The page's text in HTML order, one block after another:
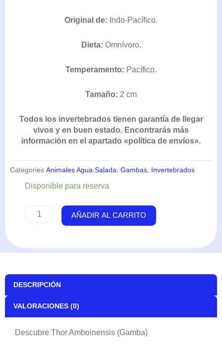
Original de: Indo-Pacífico.
Dieta: Omnívoro.
Temperamento: Pacífico.
Tamaño: 2 cm
Todos los invertebrados tienen garantía de llegar
vivos y en buen estado. Encontrarás más
información en el apartado «política de envíos».
Categories Animales Agua Salada Gambas Invertebrados
Disponible para reserva
Thor
cantidad
AÑADIR AL CARRITO
DESCRIPCIÓN
VALORACIONES (0)
Descubre Thor Amboinensis (Gamba)